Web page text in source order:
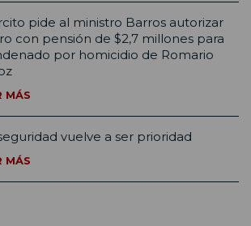
pide al ministro Barros autorizar
con pensión de $2,7 millones para
por homicidio de Romario
MÁS
vuelve a ser prioridad
MÁS